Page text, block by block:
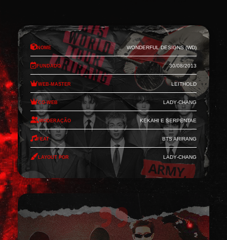
Nome Wonderful Designs (WD)
Fundado 30/08/2013
Web-Master Leithold
Co-Web Lady-Chang
Moderação Kekahi e Serpentae
Feat BTS Arirang
Layout por Lady-Chang